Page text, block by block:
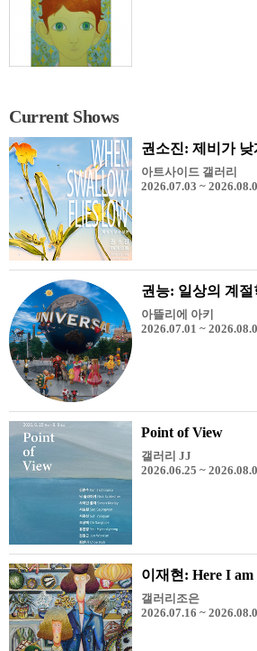
Current Shows
권소진: 제비가 낮
아트사이드 갤러리
2026.07.03 ~
권능: 일상의 계
아뜰리에 아키
2026.07.01 ~
Point of View
갤러리 JJ
2026.06.25 ~
이재현: Here I am
갤러리조은
2026.07.16 ~